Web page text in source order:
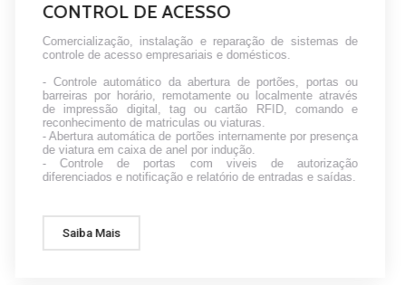
CONTROL DE ACESSO
Comercialização, instalação e reparação de sistemas de
controle de acesso empresariais e domésticos.
- Controle automático da abertura de portões, portas ou
barreiras por horário, remotamente ou localmente através
de impressão digital, tag ou cartão RFID, comando e
reconhecimento de matriculas ou viaturas.
- Abertura automática de portões internamente por presença
de viatura em caixa de anel por indução.
- Controle de portas com viveis de autorização
diferenciados e notificação e relatório de entradas e saídas.
Saiba Mais